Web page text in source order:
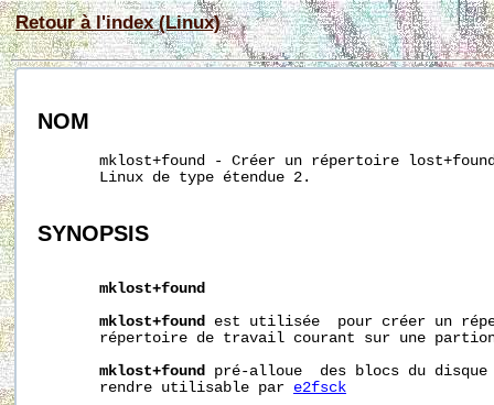
Retour à l'index (Linux)
NOM
mklost+found - Créer un répertoire
       Linux de type étendue 2.
SYNOPSIS
mklost+found
mklost+found est utilisée  pour créer un
répertoire de travail courant sur une
mklost+found pré-alloue  des blocs du
       rendre utilisable par
e2fsck